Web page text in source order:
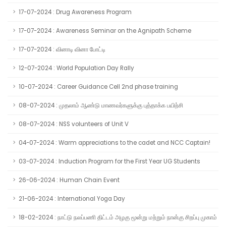
17-07-2024 : Drug Awareness Program
17-07-2024 : Awareness Seminar on the Agnipath Scheme
17-07-2024 : வினாடி வினா போட்டி
12-07-2024 : World Population Day Rally
10-07-2024 : Career Guidance Cell 2nd phase training
08-07-2024 : முதலாம் ஆண்டு மாணவர்களுக்கு புத்தாக்க பயிற்சி
08-07-2024 : NSS volunteers of Unit V
04-07-2024 : Warm appreciations to the cadet and NCC Captain!
03-07-2024 : Induction Program for the First Year UG Students
26-06-2024 : Human Chain Event
21-06-2024 : International Yoga Day
18-02-2024 : நாட்டு நலப்பணி திட்டம் அழகு மூன்று மற்றும் நான்கு சிறப்பு முகாம்